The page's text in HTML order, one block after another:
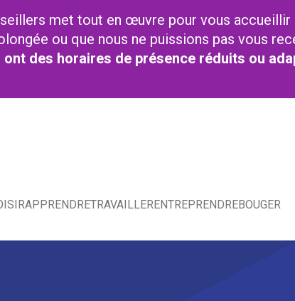
met tout en œuvre pour vous accueillir
ou que nous ne puissions pas vous
des horaires de présence réduits ou
APPRENDRETRAVAILLERENTREPRENDREBOUGER